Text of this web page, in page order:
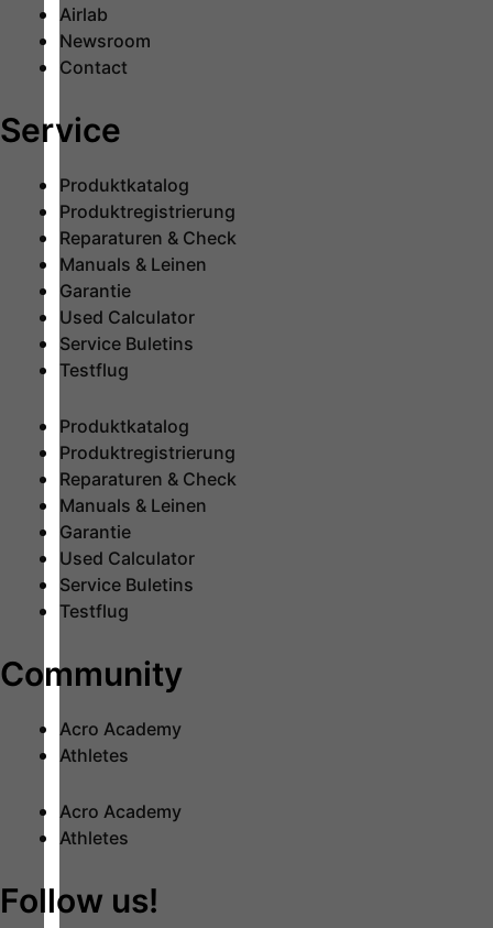
Airlab
Newsroom
Contact
Service
Produktkatalog
Produktregistrierung
Reparaturen & Check
Manuals & Leinen
Garantie
Used Calculator
Service Buletins
Testflug
Produktkatalog
Produktregistrierung
Reparaturen & Check
Manuals & Leinen
Garantie
Used Calculator
Service Buletins
Testflug
Community
Acro Academy
Athletes
Acro Academy
Athletes
Follow us!